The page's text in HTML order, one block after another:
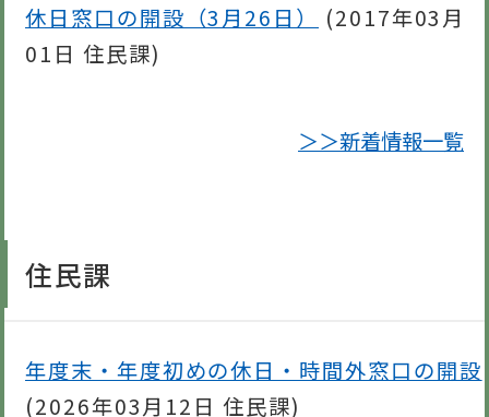
休日窓口の開設（3月26日）
(2017年03月
01日 住民課)
＞＞新着情報一覧
住民課
年度末・年度初めの休日・時間外窓口の開設
(2026年03月12日 住民課)